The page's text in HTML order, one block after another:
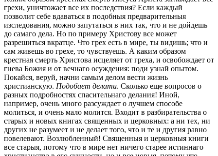
грехи, уничтожает все их последствия? Если каждый
позволит себе вдаваться в подобныя предварительныя
изследования, можно запутаться в них так, что и не дойдешь
до самаго дела. Но по примеру Христову все может
разрешиться вкратце. Что грех есть в мире, ты видишь; что и
сам живешь во грехе, то чувствуешь. А каким образом
крестная смерть Христова исцеляет от греха, и освобождает от
гнева Божия и от вечнаго осуждения: поди узнай опытом.
Покайся, веруй, начни самым делом вести жизнь
христианскую. Подобает делати. Сколько еще вопросов о
разных подробностях спасительнаго делания! Иной,
например, очень много разсуждает о лучшем способе
молиться, и очень мало молится. Входит в разбирательства о
старых и новых книгах священных и церковных: а ни тех, ни
других не разумеет и не делает того, что и те и другия равно
повелевают. Возлюбленный! Священныя и церковныя книги
все старыя, потому что в мире нет ничего старее истиннаго